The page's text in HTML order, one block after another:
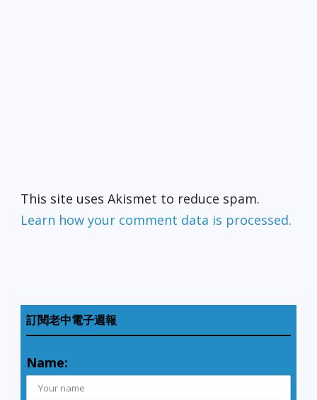
This site uses Akismet to reduce spam.
Learn how your comment data is processed.
訂閱老中電子週報
Name: